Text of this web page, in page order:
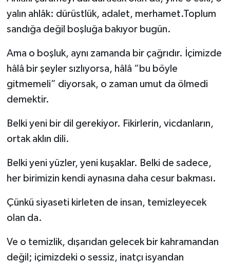
yalın ahlâk: dürüstlük, adalet, merhamet.Toplum
sandığa değil boşluğa bakıyor bugün.
Ama o boşluk, aynı zamanda bir çağrıdır. İçimizde
hâlâ bir şeyler sızlıyorsa, hâlâ “bu böyle
gitmemeli” diyorsak, o zaman umut da ölmedi
demektir.
Belki yeni bir dil gerekiyor. Fikirlerin, vicdanların,
ortak aklın dili.
Belki yeni yüzler, yeni kuşaklar. Belki de sadece,
her birimizin kendi aynasına daha cesur bakması.
Çünkü siyaseti kirleten de insan, temizleyecek
olan da.
Ve o temizlik, dışarıdan gelecek bir kahramandan
değil; içimizdeki o sessiz, inatçı isyandan